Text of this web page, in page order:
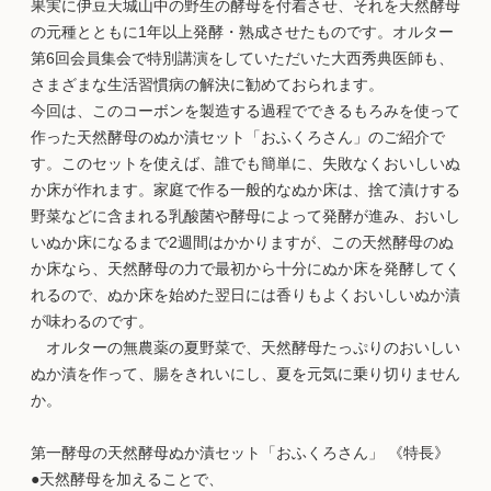
果実に伊豆天城山中の野生の酵母を付着させ、それを天然酵母
の元種とともに1年以上発酵・熟成させたものです。オルター
第6回会員集会で特別講演をしていただいた大西秀典医師も、
さまざまな生活習慣病の解決に勧めておられます。
今回は、このコーボンを製造する過程でできるもろみを使って
作った天然酵母のぬか漬セット「おふくろさん」のご紹介で
す。このセットを使えば、誰でも簡単に、失敗なくおいしいぬ
か床が作れます。家庭で作る一般的なぬか床は、捨て漬けする
野菜などに含まれる乳酸菌や酵母によって発酵が進み、おいし
いぬか床になるまで2週間はかかりますが、この天然酵母のぬ
か床なら、天然酵母の力で最初から十分にぬか床を発酵してく
れるので、ぬか床を始めた翌日には香りもよくおいしいぬか漬
が味わるのです。
オルターの無農薬の夏野菜で、天然酵母たっぷりのおいしい
ぬか漬を作って、腸をきれいにし、夏を元気に乗り切りません
か。
第一酵母の天然酵母ぬか漬セット「おふくろさん」 《特長》
●天然酵母を加えることで、